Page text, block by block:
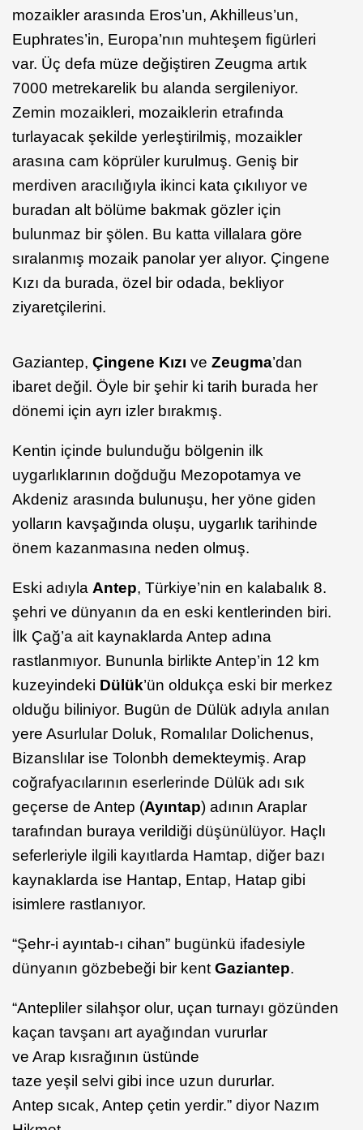
mozaikler arasında Eros’un, Akhilleus’un,
Euphrates’in, Europa’nın muhteşem figürleri
var. Üç defa müze değiştiren Zeugma artık
7000 metrekarelik bu alanda sergileniyor.
Zemin mozaikleri, mozaiklerin etrafında
turlayacak şekilde yerleştirilmiş, mozaikler
arasına cam köprüler kurulmuş. Geniş bir
merdiven aracılığıyla ikinci kata çıkılıyor ve
buradan alt bölüme bakmak gözler için
bulunmaz bir şölen. Bu katta villalara göre
sıralanmış mozaik panolar yer alıyor. Çingene
Kızı da burada, özel bir odada, bekliyor
ziyaretçilerini.
Gaziantep, Çingene Kızı ve Zeugma’dan
ibaret değil. Öyle bir şehir ki tarih burada her
dönemi için ayrı izler bırakmış.
Kentin içinde bulunduğu bölgenin ilk
uygarlıklarının doğduğu Mezopotamya ve
Akdeniz arasında bulunuşu, her yöne giden
yolların kavşağında oluşu, uygarlık tarihinde
önem kazanmasına neden olmuş.
Eski adıyla Antep, Türkiye’nin en kalabalık 8.
şehri ve dünyanın da en eski kentlerinden biri.
İlk Çağ’a ait kaynaklarda Antep adına
rastlanmıyor. Bununla birlikte Antep’in 12 km
kuzeyindeki Dülük’ün oldukça eski bir merkez
olduğu biliniyor. Bugün de Dülük adıyla anılan
yere Asurlular Doluk, Romalılar Dolichenus,
Bizanslılar ise Tolonbh demekteymiş. Arap
coğrafyacılarının eserlerinde Dülük adı sık
geçerse de Antep (Ayıntap) adının Araplar
tarafından buraya verildiği düşünülüyor. Haçlı
seferleriyle ilgili kayıtlarda Hamtap, diğer bazı
kaynaklarda ise Hantap, Entap, Hatap gibi
isimlere rastlanıyor.
“Şehr-i ayıntab-ı cihan” bugünkü ifadesiyle
dünyanın gözbebeği bir kent Gaziantep.
“Antepliler silahşor olur, uçan turnayı gözünden
kaçan tavşanı art ayağından vururlar
ve Arap kısrağının üstünde
taze yeşil selvi gibi ince uzun dururlar.
Antep sıcak, Antep çetin yerdir.” diyor Nazım